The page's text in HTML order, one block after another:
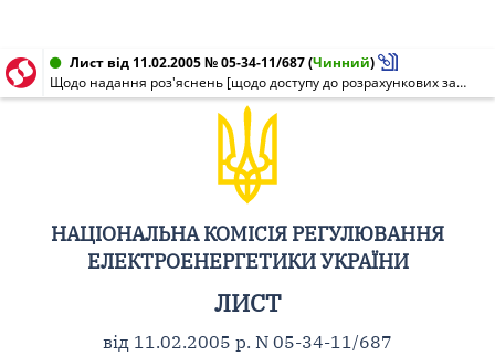
Лист від 11.02.2005 № 05-34-11/687(Чинний)
Щодо надання роз'яснень [щодо доступу до розрахункових засобів обліку споживача для отримання даних про величину спожитої електричної енергії]
НАЦІОНАЛЬНА КОМІСІЯ РЕГУЛЮВАННЯ
ЕЛЕКТРОЕНЕРГЕТИКИ УКРАЇНИ
ЛИСТ
від 11.02.2005 р. N 05-34-11/687